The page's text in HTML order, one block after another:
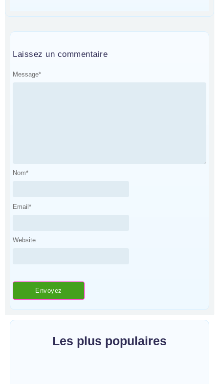
Laissez un commentaire
Message*
Nom*
Email*
Website
Les plus populaires